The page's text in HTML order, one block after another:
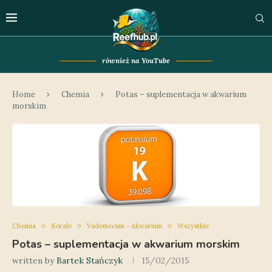
również na YouTube
Home Chemia
Potas – suplementacja w akwarium
morskim
Chemia Korale Vademecum - Akwarium Wszystkie
Potas – suplementacja w akwarium morskim
written byBartek Stańczyk 15/02/2015